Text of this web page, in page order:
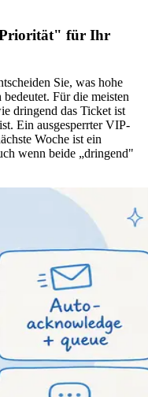
für Ihr
Sie, was hohe
Für die meisten
dringend das Ticket ist
Ein ausgesperrter VIP-
Woche ist ein
wenn beide „dringend"